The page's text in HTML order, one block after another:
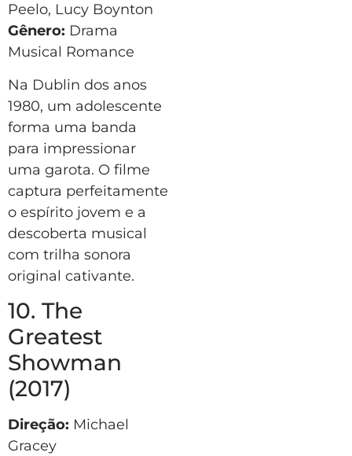
Peelo, Lucy Boynton
Gênero: Drama
Musical Romance
Na Dublin dos anos
1980, um adolescente
forma uma banda
para impressionar
uma garota. O filme
captura perfeitamente
o espírito jovem e a
descoberta musical
com trilha sonora
original cativante.
10. The
Greatest
Showman
(2017)
Direção: Michael
Gracey